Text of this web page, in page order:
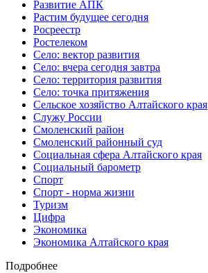
Развитие АПК
Растим будущее сегодня
Росреестр
Ростелеком
Село: вектор развития
Село: вчера сегодня завтра
Село: территория развития
Село: точка притяжения
Сельское хозяйство Алтайского края
Служу России
Смоленский район
Смоленский районный суд
Социальная сфера Алтайского края
Социальный барометр
Спорт
Спорт - норма жизни
Туризм
Цифра
Экономика
Экономика Алтайского края
Подробнее